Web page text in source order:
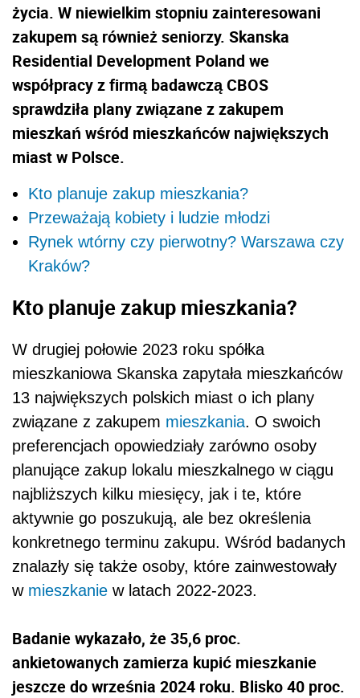
życia. W niewielkim stopniu zainteresowani
zakupem są również seniorzy. Skanska
Residential Development Poland we
współpracy z firmą badawczą CBOS
sprawdziła plany związane z zakupem
mieszkań wśród mieszkańców największych
miast w Polsce.
Kto planuje zakup mieszkania?
Przeważają kobiety i ludzie młodzi
Rynek wtórny czy pierwotny? Warszawa czy
Kraków?
Kto planuje zakup mieszkania?
W drugiej połowie 2023 roku spółka
mieszkaniowa Skanska zapytała mieszkańców
13 największych polskich miast o ich plany
związane z zakupem mieszkania. O swoich
preferencjach opowiedziały zarówno osoby
planujące zakup lokalu mieszkalnego w ciągu
najbliższych kilku miesięcy, jak i te, które
aktywnie go poszukują, ale bez określenia
konkretnego terminu zakupu. Wśród badanych
znalazły się także osoby, które zainwestowały
w mieszkanie w latach 2022-2023.
Badanie wykazało, że 35,6 proc.
ankietowanych zamierza kupić mieszkanie
jeszcze do września 2024 roku. Blisko 40 proc.